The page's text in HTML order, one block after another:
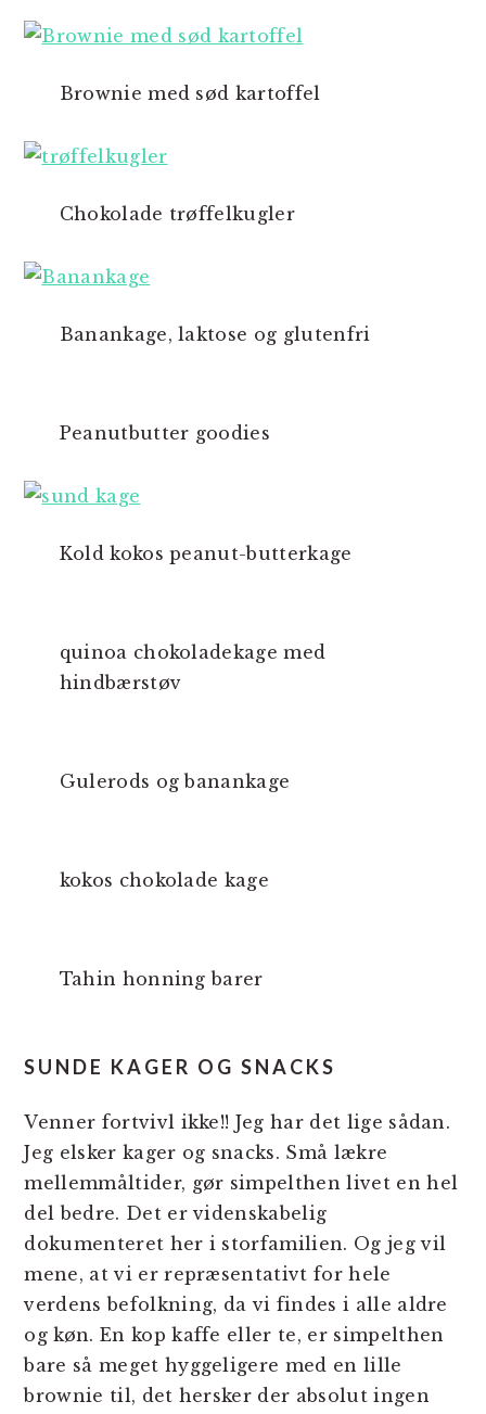
Brownie med sød kartoffel
Chokolade trøffelkugler
Banankage, laktose og glutenfri
Peanutbutter goodies
Kold kokos peanut-butterkage
quinoa chokoladekage med
hindbærstøv
Gulerods og banankage
kokos chokolade kage
Tahin honning barer
SUNDE KAGER OG SNACKS
Venner fortvivl ikke!! Jeg har det lige sådan.
Jeg elsker kager og snacks. Små lækre
mellemmåltider, gør simpelthen livet en hel
del bedre. Det er videnskabelig
dokumenteret her i storfamilien. Og jeg vil
mene, at vi er repræsentativt for hele
verdens befolkning, da vi findes i alle aldre
og køn. En kop kaffe eller te, er simpelthen
bare så meget hyggeligere med en lille
brownie til, det hersker der absolut ingen